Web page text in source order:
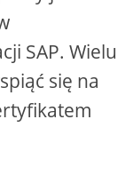
SAP. Wielu
się na